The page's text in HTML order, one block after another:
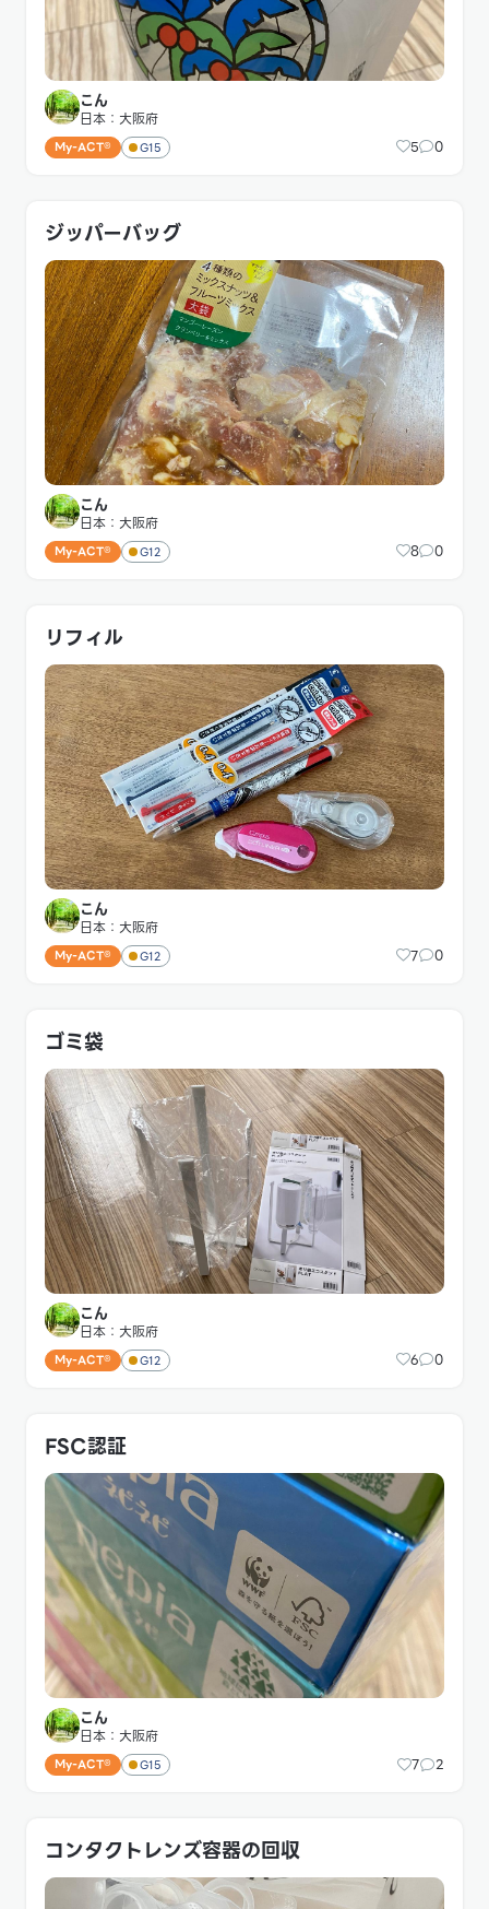
こん
日本：大阪府
My-ACT® G15 5 0
ジッパーバッグ
こん
日本：大阪府
My-ACT® G12 8 0
リフィル
こん
日本：大阪府
My-ACT® G12 7 0
ゴミ袋
こん
日本：大阪府
My-ACT® G12 6 0
FSC認証
こん
日本：大阪府
My-ACT® G15 7 2
コンタクトレンズ容器の回収